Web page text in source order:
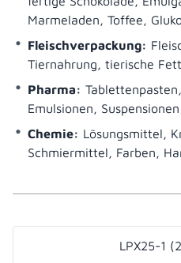
Marmeladen, Toffee,
Fleischverpackung:
Tiernahrung, tierische
Pharma:
Emulsionen, Suspensionen
Chemie: Lösungsmittel,
Schmiermittel, Farben,
LPX25-1